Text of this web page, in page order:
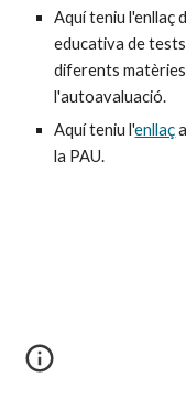
Aquí teniu l'enllaç
educativa de
diferents
l'autoavaluació.
Aquí teniu l'enllaç
la PAU.